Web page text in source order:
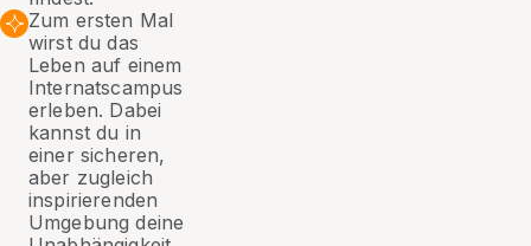
Zum ersten Mal
wirst du das
Leben auf einem
Internatscampus
erleben. Dabei
kannst du in
einer sicheren,
aber zugleich
inspirierenden
Umgebung deine